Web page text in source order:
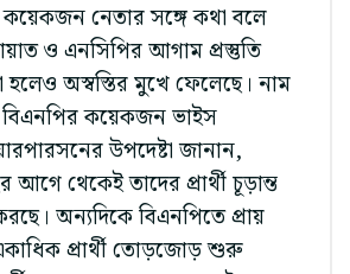
কয়েকজন নেতার সঙ্গে কথা বলে
ও এনসিপির আগাম প্রস্তুতি
হলেও অস্বস্তির মুখে ফেলেছে। নাম
বিএনপির কয়েকজন ভাইস
উপদেষ্টা জানান,
থেকেই তাদের প্রার্থী চূড়ান্ত
অন্যদিকে বিএনপিতে প্রায়
প্রার্থী তোড়জোড় শুরু